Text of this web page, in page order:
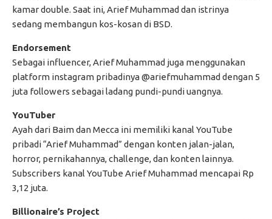
kamar double. Saat ini, Arief Muhammad dan istrinya
sedang membangun kos-kosan di BSD.
Endorsement
Sebagai influencer, Arief Muhammad juga menggunakan
platform instagram pribadinya @ariefmuhammad dengan 5
juta followers sebagai ladang pundi-pundi uangnya.
YouTuber
Ayah dari Baim dan Mecca ini memiliki kanal YouTube
pribadi “Arief Muhammad” dengan konten jalan-jalan,
horror, pernikahannya, challenge, dan konten lainnya.
Subscribers kanal YouTube Arief Muhammad mencapai Rp
3,12 juta.
Billionaire’s Project